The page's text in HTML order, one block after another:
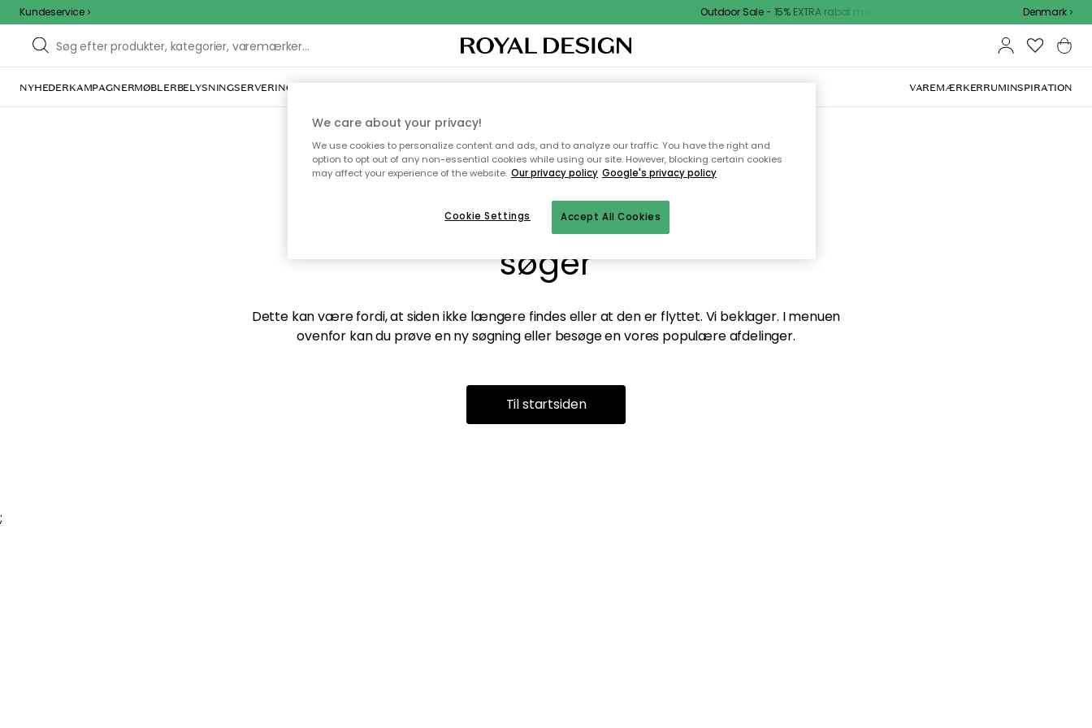
Kundeservice Outdoor Sale - 15% EXTRA rabat med kode Denmark
NYHEDERKAMPAGNERMØBLERBELYSNINGSERVERING INDRETNINGTEKSTIL & TÆPPERKØKKENETOPBEVARINGHAVEMØBLER VAREMÆRKERRUMINSPIRATION
Vi fandt desværre ikke siden du
søger
Dette kan være fordi, at siden ikke længere findes eller at den er flyttet. Vi beklager. I menuen
ovenfor kan du prøve en ny søgning eller besøge en vores populære afdelinger.
Til startsiden
;
We care about your privacy!
We use cookies to personalize content and ads, and to analyze our traffic. You have the right and
option to opt out of any non-essential cookies while using our site. However, blocking certain cookies
may affect your experience of the website. Our privacy policy Google's privacy policy
Accept All Cookies
Cookie Settings